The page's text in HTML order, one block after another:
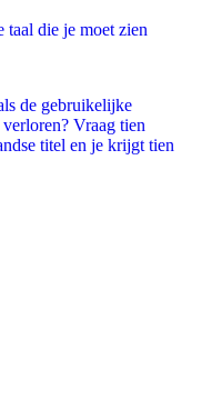
taal die je moet zien
de gebruikelijke
Vraag tien
titel en je krijgt tien